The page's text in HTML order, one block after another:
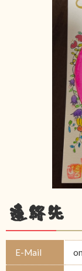
連絡先
E-Mail